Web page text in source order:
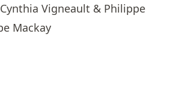
Vigneault & Philippe
Mackay